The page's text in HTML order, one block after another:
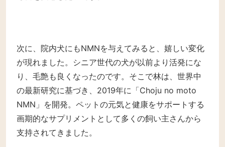
次に、院内犬にもNMNを与えてみると、嬉しい変化
が現れました。シニア世代の犬が以前より活発にな
り、毛艶も良くなったのです。 そこで林は、世界中
の最新研究に基づき、2019年に「Choju no moto
NMN」を開発。ペットの元気と健康をサポートする
画期的なサプリメントとして多くの飼い主さんから
支持されてきました。